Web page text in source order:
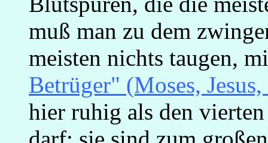
muß man zu dem
meisten nichts taugen,
Betrüger" (Moses,
hier ruhig als den